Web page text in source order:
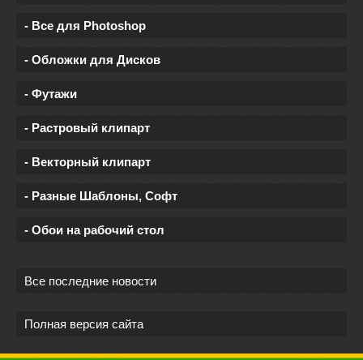
- Все для Photoshop
- Обложки для Дисков
- Футажи
- Растровый клипарт
- Векторный клипарт
- Разные Шаблоны, Софт
- Обои на рабочий стол
Все последние новости
Полная версия сайта